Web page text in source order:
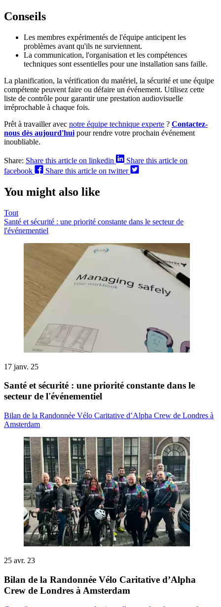
Conseils
Les membres expérimentés de l'équipe anticipent les
problèmes avant qu'ils ne surviennent.
La communication, l'organisation et les compétences
techniques sont essentielles pour une installation sans faille.
La planification, la vérification du matériel, la sécurité et une équipe
compétente peuvent faire ou défaire un événement. Utilisez cette
liste de contrôle pour garantir une prestation audiovisuelle
irréprochable à chaque fois.
Prêt à travailler avec notre équipe technique experte ? Contactez-
nous dès aujourd'hui pour rendre votre prochain événement
inoubliable.
Share: Share this article on linkedin
Share this article on
facebook
Share this article on twitter
You might also like
Tout
Santé et sécurité : une priorité constante dans le secteur de
l'événementiel
17 janv. 25
Santé et sécurité : une priorité constante dans le
secteur de l'événementiel
Bilan de la Randonnée Vélo Caritative d’Alpha Crew de Londres à
Amsterdam
25 avr. 23
Bilan de la Randonnée Vélo Caritative d’Alpha
Crew de Londres à Amsterdam